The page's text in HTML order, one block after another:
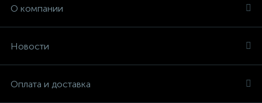
О компании
Новости
Оплата и доставка